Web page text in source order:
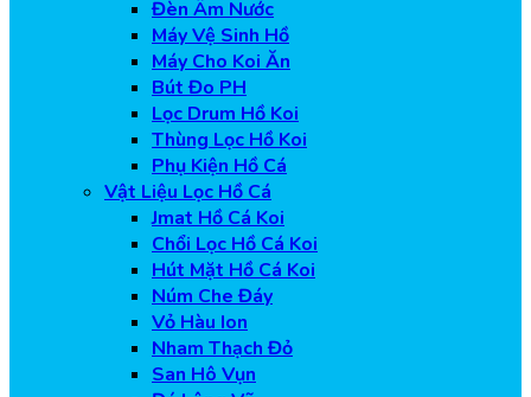
Đèn Âm Nước
Máy Vệ Sinh Hồ
Máy Cho Koi Ăn
Bút Đo PH
Lọc Drum Hồ Koi
Thùng Lọc Hồ Koi
Phụ Kiện Hồ Cá
Vật Liệu Lọc Hồ Cá
Jmat Hồ Cá Koi
Chổi Lọc Hồ Cá Koi
Hút Mặt Hồ Cá Koi
Núm Che Đáy
Vỏ Hàu Ion
Nham Thạch Đỏ
San Hô Vụn